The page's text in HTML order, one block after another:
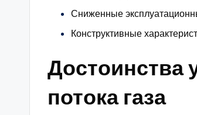
Сниженные
Конструктивные
Достоинства
потока газа